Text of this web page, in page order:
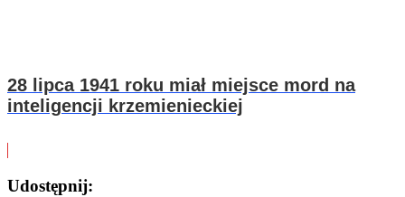
28 lipca 1941 roku miał miejsce mord na
inteligencji krzemienieckiej
Udostępnij: